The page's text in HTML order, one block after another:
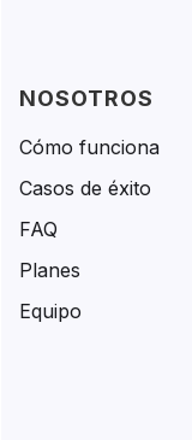
NOSOTROS
Cómo funciona
Casos de éxito
FAQ
Planes
Equipo